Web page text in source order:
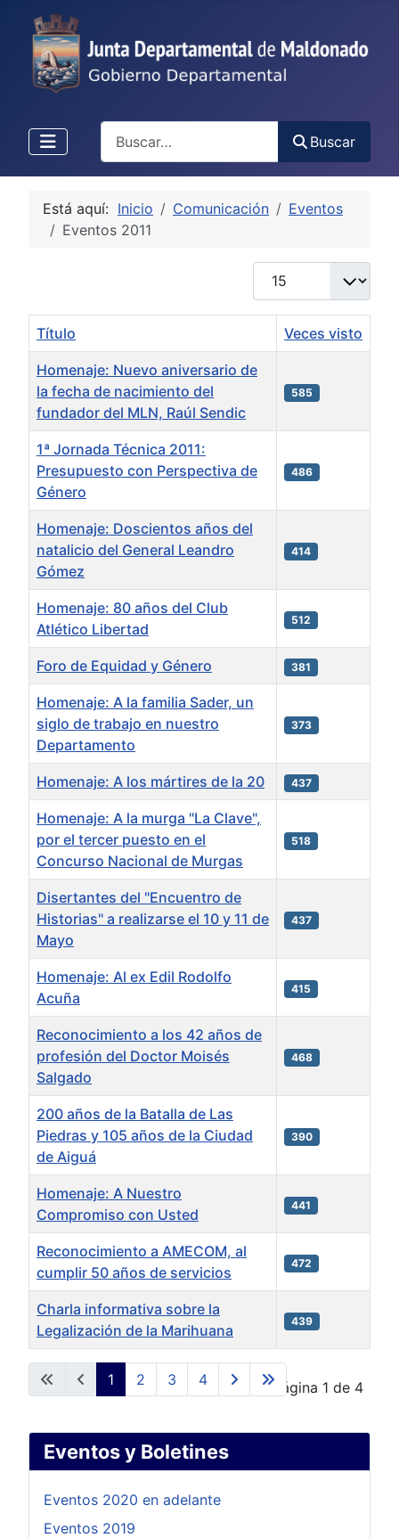
Buscar
Eventos y Boletines
Eventos 2020 en adelante
Eventos 2019
Está aquí: Inicio Comunicación
Eventos
Eventos 2011
Cantidad
Artículos
Título Veces visto
Homenaje: Nuevo aniversario de
la fecha de nacimiento del
fundador del MLN, Raúl Sendic
585
1ª Jornada Técnica 2011:
Presupuesto con Perspectiva de
Género
486
Homenaje: Doscientos años del
natalicio del General Leandro
Gómez
414
Homenaje: 80 años del Club
Atlético Libertad
512
Foro de Equidad y Género 381
Homenaje: A la familia Sader, un
siglo de trabajo en nuestro
Departamento
373
Homenaje: A los mártires de la 20 437
Homenaje: A la murga "La Clave",
por el tercer puesto en el
Concurso Nacional de Murgas
518
Disertantes del "Encuentro de
Historias" a realizarse el 10 y 11 de
Mayo
437
Homenaje: Al ex Edil Rodolfo
Acuña
415
Reconocimiento a los 42 años de
profesión del Doctor Moisés
Salgado
468
200 años de la Batalla de Las
Piedras y 105 años de la Ciudad
de Aiguá
390
Homenaje: A Nuestro
Compromiso con Usted
441
Reconocimiento a AMECOM, al
cumplir 50 años de servicios
472
Charla informativa sobre la
Legalización de la Marihuana
439
Página 1 de 4
1 2 3 4